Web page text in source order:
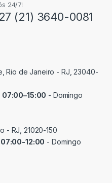
24/7!
(21) 3640-0081
Rio de Janeiro - RJ, 23040-
07:00–15:00 - Domingo
- RJ, 21020-150
07:00-12:00 - Domingo